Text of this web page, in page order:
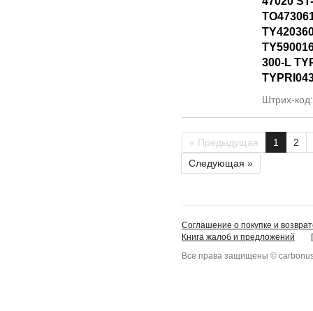
300-L
Штрих-
« Предыдущая 1
2
Следующая »
Соглашение о покупке и
Книга жалоб и предложений
Все права защищены ©